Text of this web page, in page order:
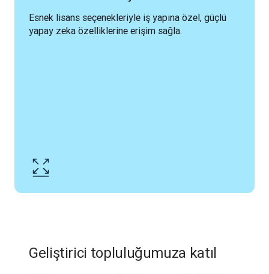
Esnek lisans seçenekleriyle iş yapına özel, güçlü
yapay zeka özelliklerine erişim sağla.
Geliştirici topluluğumuza katıl